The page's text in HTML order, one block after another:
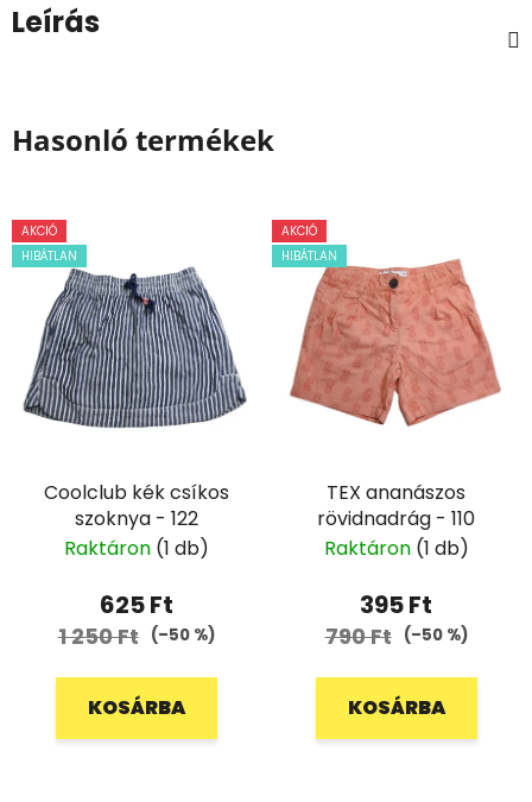
Leírás
Hasonló termékek
AKCIÓ
HIBÁTLAN
Coolclub kék csíkos
szoknya - 122
Raktáron (1 db)
625 Ft
1 250 Ft (–50 %)
KOSÁRBA
AKCIÓ
HIBÁTLAN
TEX ananászos
rövidnadrág - 110
Raktáron (1 db)
395 Ft
790 Ft (–50 %)
KOSÁRBA